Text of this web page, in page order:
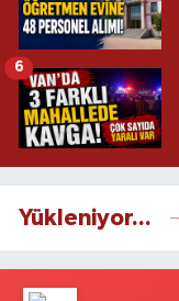
6
Yükleniyor...